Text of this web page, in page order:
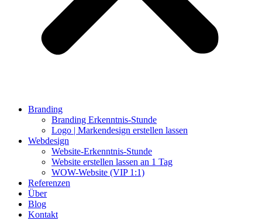
Branding
Branding Erkenntnis-Stunde
Logo | Markendesign erstellen lassen
Webdesign
Website-Erkenntnis-Stunde
Website erstellen lassen an 1 Tag
WOW-Website (VIP 1:1)
Referenzen
Über
Blog
Kontakt